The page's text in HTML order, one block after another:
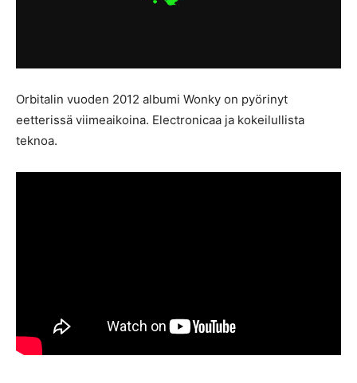
Orbitalin vuoden 2012 albumi Wonky on pyörinyt
eetterissä viimeaikoina. Electronicaa ja kokeilullista
teknoa.